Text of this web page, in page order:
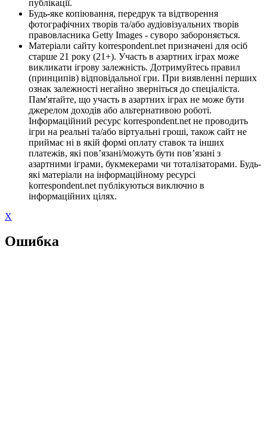
публікації.
Будь-яке копіювання, передрук та відтворення
фотографічних творів та/або аудіовізуальних творів
правовласника Getty Images - суворо забороняється.
Матеріали сайту korrespondent.net призначені для осіб
старше 21 року (21+). Участь в азартних іграх може
викликати ігрову залежність. Дотримуйтесь правил
(принципів) відповідальної гри. При виявленні перших
ознак залежності негайно зверніться до спеціаліста.
Пам'ятайте, що участь в азартних іграх не може бути
джерелом доходів або альтернативою роботі.
Інформаційний ресурс korrespondent.net не проводить
ігри на реальні та/або віртуальні гроші, також сайт не
приймає ні в якій формі оплату ставок та інших
платежів, які пов’язані/можуть бути пов’язані з
азартними іграми, букмекерами чи тоталізаторами. Будь-
які матеріали на інформаційному ресурсі
korrespondent.net публікуються виключно в
інформаційних цілях.
X
Ошибка